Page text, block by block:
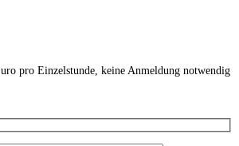
pro Einzelstunde, keine Anmeldung notwendig